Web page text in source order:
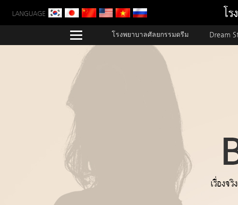
LANGUAGE
โรงพยาบาลศัลยกรรมดรีม Dream